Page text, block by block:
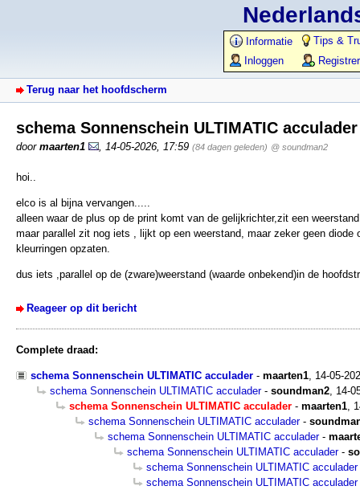
Informatie
Tips &
Inloggen
Terug naar het hoofdscherm
schema Sonnenschein ULTIMATIC
door maarten1 14-05-2026, 17:59 (84 dagen geleden) @ soundman2
hoi..
elco is al bijna vervangen.....
alleen waar de plus op de print komt van de gelijkrichter,zit een
maar parallel zit nog iets , lijkt op een weerstand, maar zeker geen
kleurringen opzaten.
dus iets ,parallel op de (zware)weerstand (waarde onbekend)in de
Reageer op dit bericht
Complete draad:
schema Sonnenschein ULTIMATIC acculader - maarten1, 14-05-
schema Sonnenschein ULTIMATIC acculader- soundman2, 14-
schema Sonnenschein ULTIMATIC acculader - maarten1,
schema Sonnenschein ULTIMATIC acculader-
schema Sonnenschein ULTIMATIC acculader-
schema Sonnenschein ULTIMATIC acculader-
schema Sonnenschein ULTIMATIC acculader
schema Sonnenschein ULTIMATIC acculader